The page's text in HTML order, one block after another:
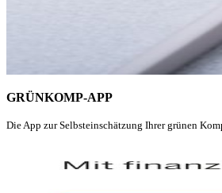
GRÜNKOMP-APP
Die App zur Selbsteinschätzung Ihrer grünen